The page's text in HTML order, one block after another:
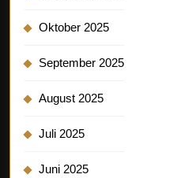
Oktober 2025
September 2025
August 2025
Juli 2025
Juni 2025